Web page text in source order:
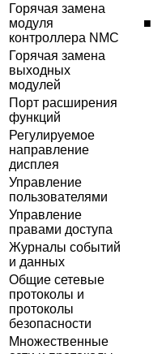
Горячая замена
модуля
контроллера NMC
■
Горячая замена
выходных
модулей
Порт расширения
функций
Регулируемое
направление
дисплея
Управление
пользователями
Управление
правами доступа
Журналы событий
и данных
Общие сетевые
протоколы и
протоколы
безопасности
Множественные